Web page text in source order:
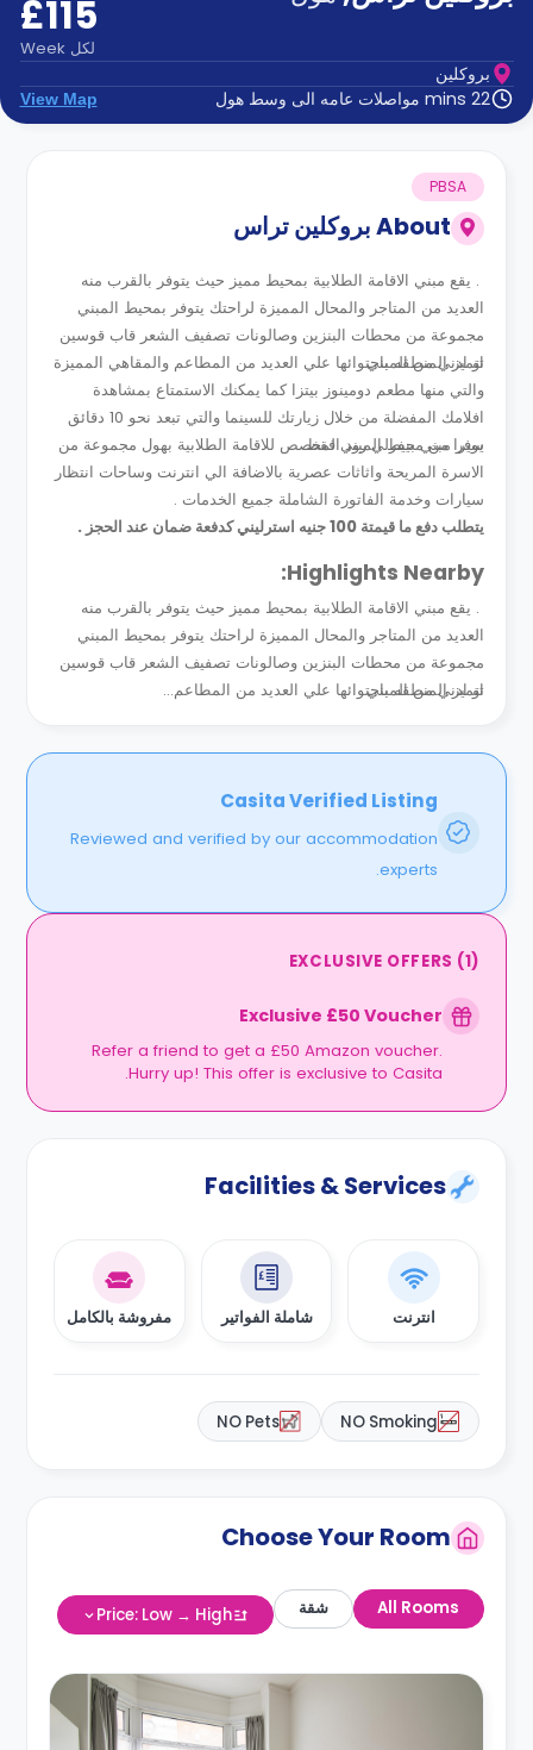
و الدعم
الهاتف
اتصل
بنا
كيف
الأسئلة
الشائعة
£115
لكل Week
بروكلين
22 mins مواصلات عامه الى وسط هول
View Map
Aboutبروكلين تراس
PBSA
. يقع مبني الاقامة الطلابية بمحيط مميز حيث يتوفر بالقرب منه
العديد من المتاجر والمحال المميزة لراحتك يتوفر بمحيط المبني
مجموعة من محطات البنزين وصالونات تصفيف الشعر قاب قوسين
او ادني من المبني .
تتميز المنطقه باحتوائها علي العديد من المطاعم والمقاهي المميزة
والتي منها مطعم دومينوز بيتزا كما يمكنك الاستمتاع بمشاهدة
افلامك المفضلة من خلال زيارتك للسينما والتي تبعد نحو 10 دقائق
سيرا من محيط المبني فقط .
يوفر مبني بيفرلي رود المخصص للاقامة الطلابية بهول مجموعة من
الاسرة المريحة واثاثات عصرية بالاضافة الي انترنت وساحات انتظار
سيارات وخدمة الفاتورة الشاملة جميع الخدمات .
يتطلب دفع ما قيمتة 100 جنيه استرليني كدفعة ضمان عند الحجز .
Highlights Nearby:
. يقع مبني الاقامة الطلابية بمحيط مميز حيث يتوفر بالقرب منه
العديد من المتاجر والمحال المميزة لراحتك يتوفر بمحيط المبني
مجموعة من محطات البنزين وصالونات تصفيف الشعر قاب قوسين
او ادني من المبني .
تتميز المنطقه باحتوائها علي العديد من المطاعم...
Casita Verified Listing
Reviewed and verified by our accommodation
experts.
EXCLUSIVE OFFERS (1)
Exclusive £50 Voucher
Refer a friend to get a £50 Amazon voucher.
Hurry up! This offer is exclusive to Casita.
Facilities & Services
انترنت شاملة الفواتير مفروشة بالكامل
NO Smoking
NO Pets
Choose Your Room
All Rooms شقة Price: Low → High